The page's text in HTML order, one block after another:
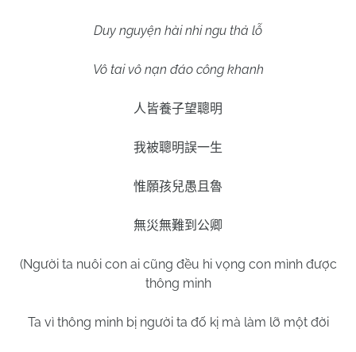
Duy nguyện hài nhi ngu thả lỗ
Vô tai vô nạn đáo công khanh
人皆養子望聰明
我被聰明誤一生
惟願孩兒愚且魯
無災無難到公卿
(Người ta nuôi con ai cũng đều hi vọng con mình được
thông minh
Ta vì thông minh bị người ta đố kị mà làm lỡ một đời